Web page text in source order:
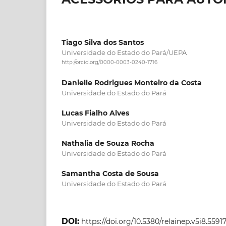
Tiago Silva dos Santos
Universidade do Estado do Pará/UEPA
http://orcid.org/0000-0003-0240-1716
Danielle Rodrigues Monteiro da Costa
Universidade do Estado do Pará
Lucas Fialho Alves
Universidade do Estado do Pará
Nathalia de Souza Rocha
Universidade do Estado do Pará
Samantha Costa de Sousa
Universidade do Estado do Pará
DOI: https://doi.org/10.5380/relainep.v5i8.55917